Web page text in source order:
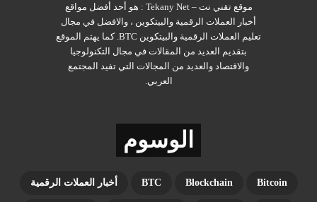
وتحركت كل من Solana وCardano وBNB في نطاق ضيق، فيما
ارتفعت Dogecoin بنسبة 0.3% بين عملات الميم، وتراجعت
يتداول البيتكوين حالياً عند حوالي 75 ألف دولار
موقع تقني نت – Tekany Net : هو أحد أفضل مواقع
أخبار العملات الرقمية والبيتكوين ، والافضل في مجال
تعليم العملات الرقمية والبيتكوين BTC. كما يهتم الموقع
بتقديم العديد من المقالات في مجال التكنولوجيا
والاقتصاد والعديد من المجالات التي تفيد المجتمع
العربي.
الوسوم
Bitcoin
Blockchain
BTC أخبار العملات الرقمية